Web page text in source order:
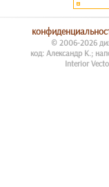
© 2006-2026
код: Александр К.;
Interior